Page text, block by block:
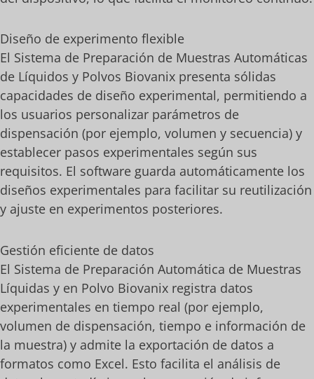
Diseño de experimento flexible
El Sistema de Preparación de Muestras Automáticas
de Líquidos y Polvos Biovanix presenta sólidas
capacidades de diseño experimental, permitiendo a
los usuarios personalizar parámetros de
dispensación (por ejemplo, volumen y secuencia) y
establecer pasos experimentales según sus
requisitos. El software guarda automáticamente los
diseños experimentales para facilitar su reutilización
y ajuste en experimentos posteriores.
Gestión eficiente de datos
El Sistema de Preparación Automática de Muestras
Líquidas y en Polvo Biovanix registra datos
experimentales en tiempo real (por ejemplo,
volumen de dispensación, tiempo e información de
la muestra) y admite la exportación de datos a
formatos como Excel. Esto facilita el análisis de